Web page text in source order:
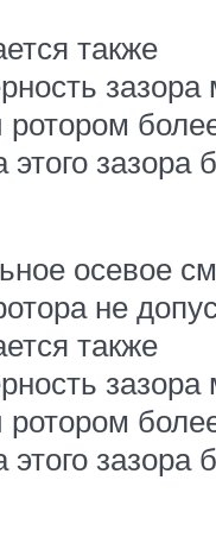
также
ротором
зазора
осевое
не
также
ротором
зазора